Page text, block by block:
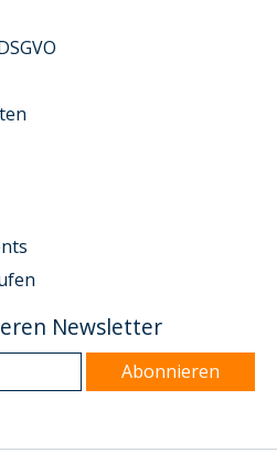
Newsletter
Abonnieren